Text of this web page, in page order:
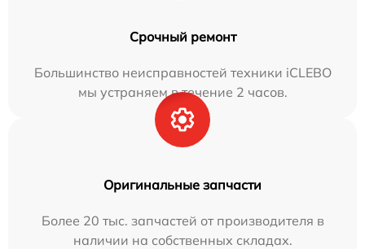
Срочный ремонт
Большинство неисправностей техники iCLEBO
мы устраняем в течение 2 часов.
Оригинальные запчасти
Более 20 тыс. запчастей от производителя в
наличии на собственных складах.